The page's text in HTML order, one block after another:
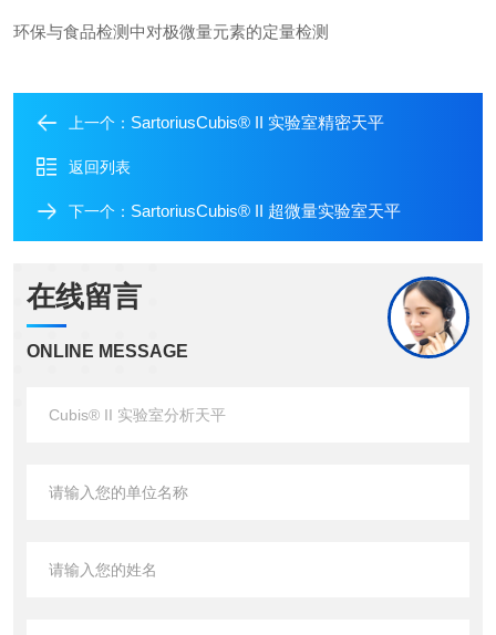
环保与食品检测中对极微量元素的定量检测
上一个： SartoriusCubis® II 实验室精密天平
返回列表
下一个： SartoriusCubis® II 超微量实验室天平
在线留言
ONLINE MESSAGE